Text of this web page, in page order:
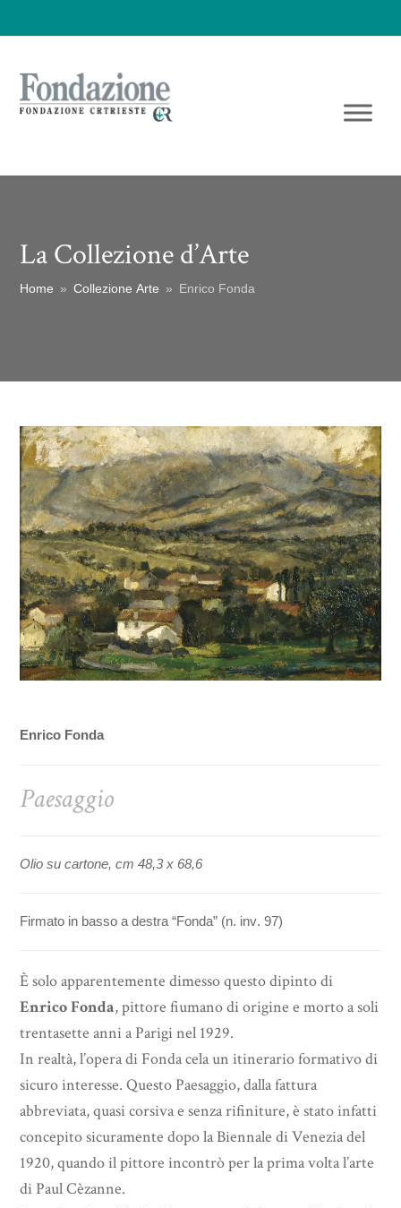
La Collezione d’Arte
Home » Collezione Arte » Enrico Fonda
Enrico Fonda
Paesaggio
Olio su cartone, cm 48,3 x 68,6
Firmato in basso a destra “Fonda” (n. inv. 97)
È solo apparentemente dimesso questo dipinto di
Enrico Fonda, pittore fiumano di origine e morto a soli
trentasette anni a Parigi nel 1929.
In realtà, l’opera di Fonda cela un itinerario formativo di
sicuro interesse. Questo Paesaggio, dalla fattura
abbreviata, quasi corsiva e senza rifiniture, è stato infatti
concepito sicuramente dopo la Biennale di Venezia del
1920, quando il pittore incontrò per la prima volta l’arte
di Paul Cèzanne.